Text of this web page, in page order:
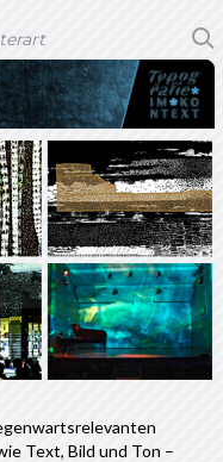
Text, Bild und Ton –